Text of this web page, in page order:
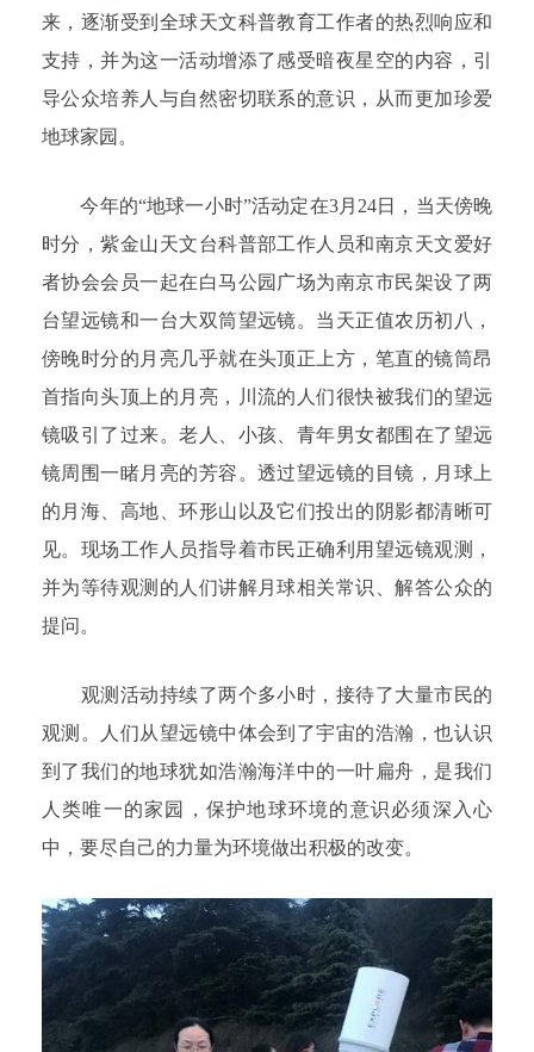
来，逐渐受到全球天文科普教育工作者的热烈响应和
支持，并为这一活动增添了感受暗夜星空的内容，引
导公众培养人与自然密切联系的意识，从而更加珍爱
地球家园。
今年的“地球一小时”活动定在3月24日，当天傍晚
时分，紫金山天文台科普部工作人员和南京天文爱好
者协会会员一起在白马公园广场为南京市民架设了两
台望远镜和一台大双筒望远镜。当天正值农历初八，
傍晚时分的月亮几乎就在头顶正上方，笔直的镜筒昂
首指向头顶上的月亮，川流的人们很快被我们的望远
镜吸引了过来。老人、小孩、青年男女都围在了望远
镜周围一睹月亮的芳容。透过望远镜的目镜，月球上
的月海、高地、环形山以及它们投出的阴影都清晰可
见。现场工作人员指导着市民正确利用望远镜观测，
并为等待观测的人们讲解月球相关常识、解答公众的
提问。
观测活动持续了两个多小时，接待了大量市民的
观测。人们从望远镜中体会到了宇宙的浩瀚，也认识
到了我们的地球犹如浩瀚海洋中的一叶扁舟，是我们
人类唯一的家园，保护地球环境的意识必须深入心
中，要尽自己的力量为环境做出积极的改变。